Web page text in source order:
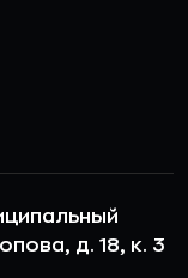
д. 18, к. 3